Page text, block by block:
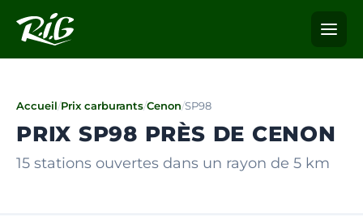
Accueil/Prix carburants/Cenon/SP98
PRIX SP98 PRÈS DE CENON
15 stations ouvertes dans un rayon de 5 km